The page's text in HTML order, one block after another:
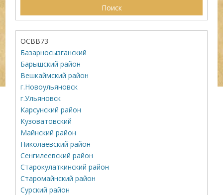
ОСВВ73
Базарносызганский
Барышский район
Вешкаймский район
г.Новоульяновск
г.Ульяновск
Карсунский район
Кузоватовский
Майнский район
Николаевский район
Сенгилеевский район
Старокулаткинский район
Старомайнский район
Сурский район